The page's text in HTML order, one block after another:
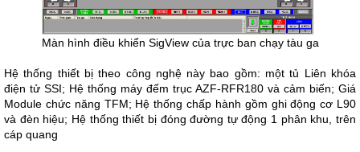
Màn hình điều khiển SigView của trực ban chạy tàu ga
Hệ thống thiết bị theo công nghệ này bao gồm: một tủ Liên khóa
điện tử SSI; Hệ thống máy đếm trục AZF-RFR180 và cảm biến; Giá
Module chức năng TFM; Hệ thống chấp hành gồm ghi động cơ L90
và đèn hiệu; Hệ thống thiết bị đóng đường tự động 1 phân khu, trên
cáp quang